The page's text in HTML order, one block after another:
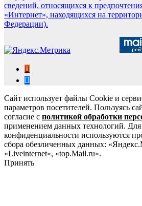
сведений, относящихся к
«Интернет», находящихся на
Федерации).
Сайт использует файлы Cookie и
параметров посетителей. Пользуясь
согласие с политикой обработки
применением данных технологий.
конфиденциальности используются
сбора обезличенных данных:
«Liveinternet», «top.Mail.ru».
Принять